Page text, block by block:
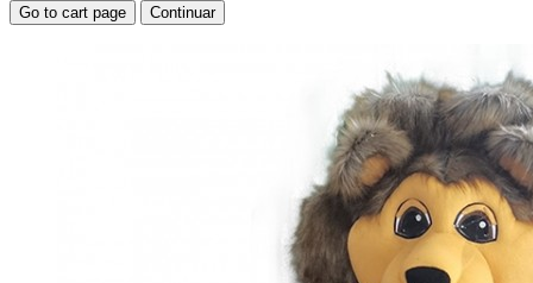
Go to cart page Continuar